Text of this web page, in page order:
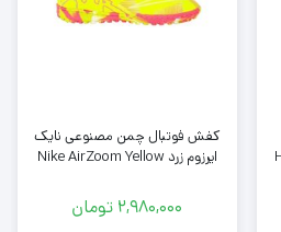
کفش فوتبال چمن مصنوعی نایک
ایرزوم زرد Nike AirZoom Yellow
2,980,000 تومان